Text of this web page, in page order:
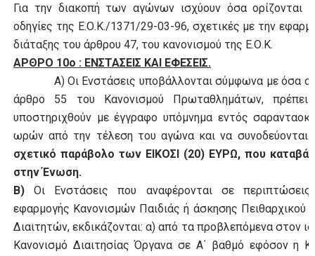
Για την διακοπή των αγώνων ισχύουν όσα ορίζονται
οδηγίες της Ε.Ο.Κ./1371/29-03-96, σχετικές με την
διάταξης του άρθρου 47, του κανονισμού της Ε.Ο.Κ.
ΑΡΘΡΟ 10ο : ΕΝΣΤΑΣΕΙΣ ΚΑΙ ΕΦΕΣΕΙΣ.
Α) Οι Eνστάσεις υποβάλλονται σύμφωνα με όσα
άρθρο 55 του Κανονισμού Πρωταθλημάτων,
υποστηριχθούν με έγγραφο υπόμνημα εντός
ωρών από την τέλεση του αγώνα και να
σχετικό παράβολο των ΕΙΚΟΣΙ (20) ΕΥΡΩ, που
στην Ένωση.
Β)Οι Ενστάσεις που αναφέρονται σε περιπτώσεις
εφαρμογής Κανονισμών Παιδιάς ή άσκησης Πειθαρχικού
Διαιτητών, εκδικάζονται: α) από τα προβλεπόμενα στον
Κανονισμό Διαιτησίας Όργανα σε Α΄ βαθμό εφόσον η